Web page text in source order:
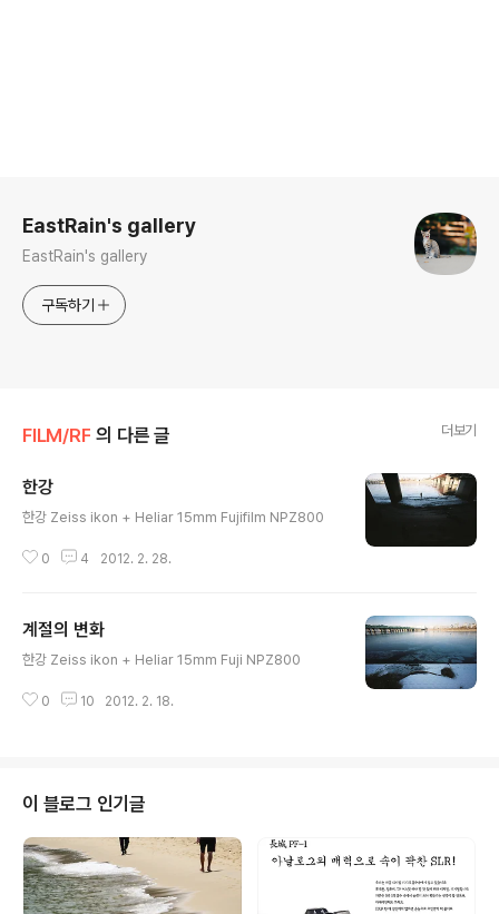
EastRain's gallery
EastRain's gallery
구독하기
FILM/RF 의 다른 글 더보기
한강
한강 Zeiss ikon + Heliar 15mm Fujifilm NPZ800
0 4 2012. 2. 28.
계절의 변화
한강 Zeiss ikon + Heliar 15mm Fuji NPZ800
0 10 2012. 2. 18.
이 블로그 인기글